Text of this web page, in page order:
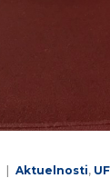
Aktuelnosti,